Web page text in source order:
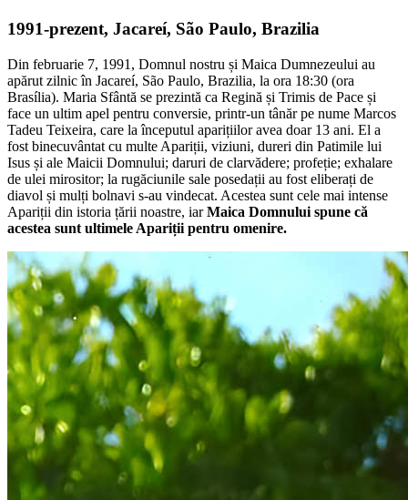
1991-prezent, Jacareí, São Paulo, Brazilia
Din februarie 7, 1991, Domnul nostru și Maica Dumnezeului au
apărut zilnic în Jacareí, São Paulo, Brazilia, la ora 18:30 (ora
Brasília). Maria Sfântă se prezintă ca Regină și Trimis de Pace și
face un ultim apel pentru conversie, printr-un tânăr pe nume Marcos
Tadeu Teixeira, care la începutul aparițiilor avea doar 13 ani. El a
fost binecuvântat cu multe Apariții, viziuni, dureri din Patimile lui
Isus și ale Maicii Domnului; daruri de clarvădere; profeție; exhalare
de ulei mirositor; la rugăciunile sale posedații au fost eliberați de
diavol și mulți bolnavi s-au vindecat. Acestea sunt cele mai intense
Apariții din istoria țării noastre, iarMaica Domnului spune că
acestea sunt ultimele Apariții pentru omenire.